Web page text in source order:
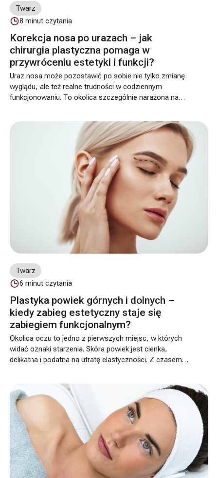
Twarz
8 minut czytania
Korekcja nosa po urazach – jak
chirurgia plastyczna pomaga w
przywróceniu estetyki i funkcji?
Uraz nosa może pozostawić po sobie nie tylko zmianę
wyglądu, ale też realne trudności w codziennym
funkcjonowaniu. To okolica szczególnie narażona na
z drożnością nosa. W takich sytuacjach chirurgia
plastyczna nie pełni wyłącznie roli estetycznej. Często
ma także znaczenie funkcjonalne, ponieważ może
pomóc poprawić oddychanie i przywrócić bardziej
prawidłową budowę nosa.
Twarz
6 minut czytania
Plastyka powiek górnych i dolnych –
kiedy zabieg estetyczny staje się
zabiegiem funkcjonalnym?
Okolica oczu to jedno z pierwszych miejsc, w których
widać oznaki starzenia. Skóra powiek jest cienka,
delikatna i podatna na utratę elastyczności. Z czasem
wszystkim problem estetyczny – twarz wygląda na
zmęczoną, starszą lub bardziej surową.